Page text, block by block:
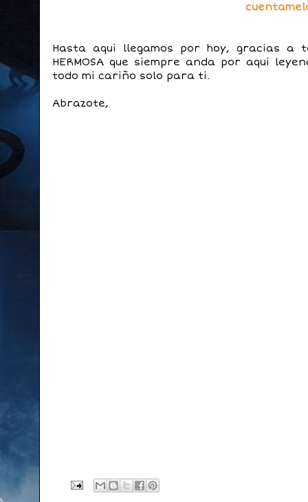
Hasta aqui llegamos por hoy, gracias a
HERMOSA que siempre anda por aqui
todo mi cariño solo para ti.
Abrazote,